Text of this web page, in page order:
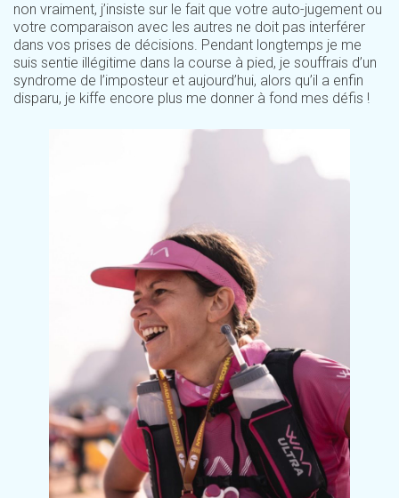
non vraiment, j’insiste sur le fait que votre auto-jugement ou
votre comparaison avec les autres ne doit pas interférer
dans vos prises de décisions. Pendant longtemps je me
suis sentie illégitime dans la course à pied, je souffrais d’un
syndrome de l’imposteur et aujourd’hui, alors qu’il a enfin
disparu, je kiffe encore plus me donner à fond mes défis !